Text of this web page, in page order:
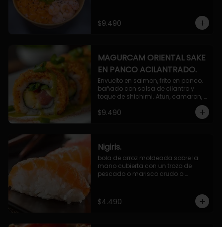
$9.490
MAGURCAM ORIENTAL SAKE
EN PANCO ACILANTRADO.
Envuelto en salmon, frito en panco,
bañado con salsa de cilantro y
toque de shichimi. Atun, camaron,
$9.490
Nigiris.
bola de arroz moldeada sobre la
mano cubierta con un trozo de
pescado o marisco crudo o
$4.490